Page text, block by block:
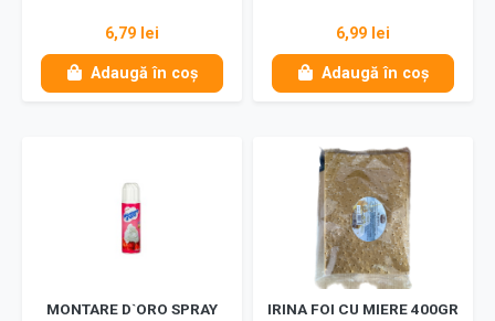
6,79 lei
Adaugă în coș
6,99 lei
Adaugă în coș
MONTARE D`ORO SPRAY
IRINA FOI CU MIERE 400GR